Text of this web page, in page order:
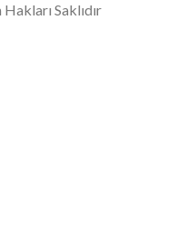
Saklıdır